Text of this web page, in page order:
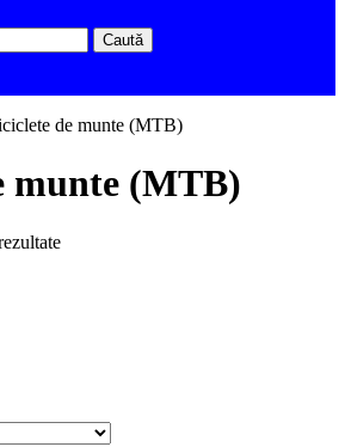
Caută
de munte (MTB)
munte (MTB)